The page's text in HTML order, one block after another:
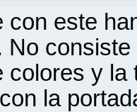
con este
No
colores y
la